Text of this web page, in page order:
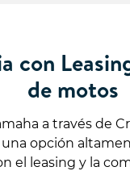
con
de motos
a través de
opción
el leasing y la